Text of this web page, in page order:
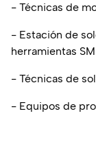
- Técnicas de
- Estación de
herramientas
- Técnicas de
- Equipos de